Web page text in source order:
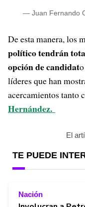
— Juan Fernando
De esta manera, los
político tendrán
opción de candidat
líderes que han
acercamientos tanto
Hernández.
El
TE PUEDE
Nación